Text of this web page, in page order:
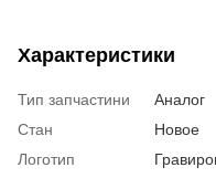
Характеристики
Тип запчастини
Аналог
Стан
Новое
Логотип